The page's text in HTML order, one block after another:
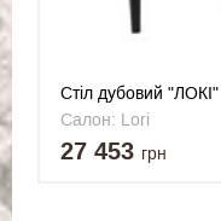
Стіл дубовий "ЛОКІ"
Салон: Lori
27 453 грн